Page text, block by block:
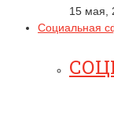
15 мая,
Социальная